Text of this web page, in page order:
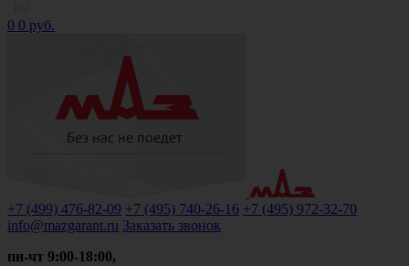
0 0 руб.
+7 (499) 476-82-09 +7 (495) 740-26-16 +7 (495) 972-32-70
info@mazgarant.ru Заказать звонок
пн-чт 9:00-18:00,